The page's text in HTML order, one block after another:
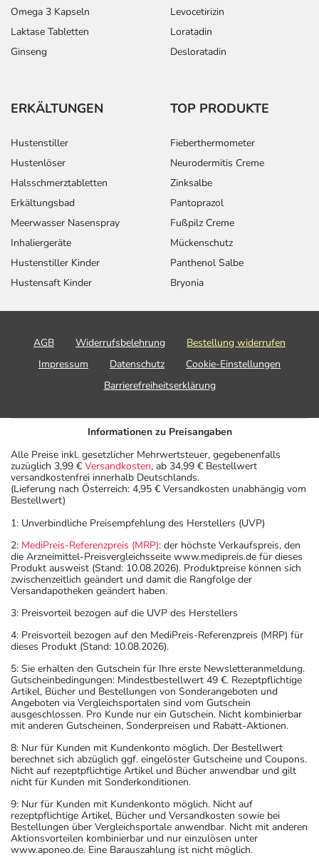
Omega 3 Kapseln
Laktase Tabletten
Ginseng
Levocetirizin
Loratadin
Desloratadin
ERKÄLTUNGEN
Hustenstiller
Hustenlöser
Halsschmerztabletten
Erkältungsbad
Meerwasser Nasenspray
Inhaliergeräte
Hustenstiller Kinder
Hustensaft Kinder
TOP PRODUKTE
Fieberthermometer
Neurodermitis Creme
Zinksalbe
Pantoprazol
Fußpilz Creme
Mückenschutz
Panthenol Salbe
Bryonia
AGB Widerrufsbelehrung
Bestellung widerrufen
Impressum
Datenschutz
Cookie-Einstellungen
Barrierefreiheitserklärung
Informationen zu Preisangaben
Alle Preise inkl. gesetzlicher Mehrwertsteuer, gegebenenfalls
zuzüglich 3,99 € Versandkosten, ab 34,99 € Bestellwert
versandkostenfrei innerhalb Deutschlands.
(Lieferung nach Österreich: 4,95 € Versandkosten unabhängig vom
Bestellwert)
1: Unverbindliche Preisempfehlung des Herstellers (UVP)
2: MediPreis-Referenzpreis (MRP): der höchste Verkaufspreis, den
die Arzneimittel-Preisvergleichsseite www.medipreis.de für dieses
Produkt ausweist (Stand: 10.08.2026). Produktpreise können sich
zwischenzeitlich geändert und damit die Rangfolge der
Versandapotheken geändert haben.
3: Preisvorteil bezogen auf die UVP des Herstellers
4: Preisvorteil bezogen auf den MediPreis-Referenzpreis (MRP) für
dieses Produkt (Stand: 10.08.2026).
5: Sie erhalten den Gutschein für Ihre erste Newsletteranmeldung.
Gutscheinbedingungen: Mindestbestellwert 49 €. Rezeptpflichtige
Artikel, Bücher und Bestellungen von Sonderangeboten und
Angeboten via Vergleichsportalen sind vom Gutschein
ausgeschlossen. Pro Kunde nur ein Gutschein. Nicht kombinierbar
mit anderen Gutscheinen, Sonderpreisen und Rabatt-Aktionen.
8: Nur für Kunden mit Kundenkonto möglich. Der Bestellwert
berechnet sich abzüglich ggf. eingelöster Gutscheine und Coupons.
Nicht auf rezeptpflichtige Artikel und Bücher anwendbar und gilt
nicht für Kunden mit Sonderkonditionen.
9: Nur für Kunden mit Kundenkonto möglich. Nicht auf
rezeptpflichtige Artikel, Bücher und Versandkosten sowie bei
Bestellungen über Vergleichsportale anwendbar. Nicht mit anderen
Aktionsvorteilen kombinierbar und nur einzulösen unter
www.aponeo.de. Eine Barauszahlung ist nicht möglich.